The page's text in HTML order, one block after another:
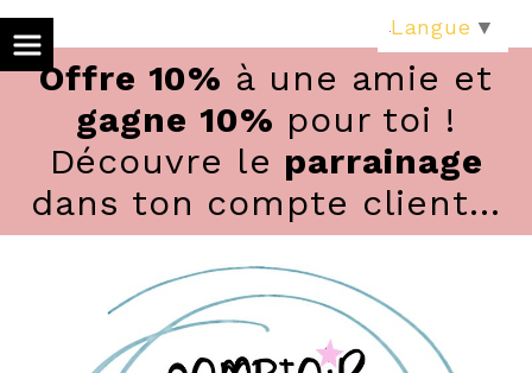
Offre 10% à une amie et
gagne 10% pour toi !
Découvre le parrainage
dans ton compte client...
Langue ▼